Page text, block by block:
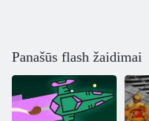
Panašūs flash žaidimai